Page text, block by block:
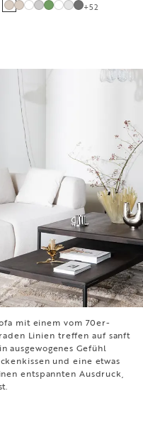
+52
mit einem vom 70er-
Linien treffen auf sanft
ausgewogenes Gefühl
und eine etwas
entspannten Ausdruck,